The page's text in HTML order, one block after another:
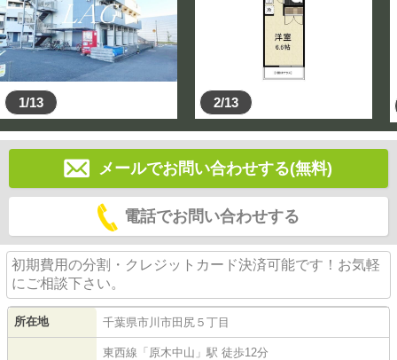
1/13 2/13
メールでお問い合わせする(無料)
電話でお問い合わせする
初期費用の分割・クレジットカード決済可能です！お気軽
にご相談下さい。
所在地 千葉県市川市田尻 ５丁目
東西線 「 原木中山 」駅 徒歩12分